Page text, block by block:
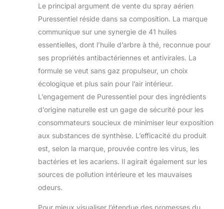
Le principal argument de vente du spray aérien
Puressentiel réside dans sa composition. La marque
communique sur une synergie de 41 huiles
essentielles, dont l’huile d’arbre à thé, reconnue pour
ses propriétés antibactériennes et antivirales. La
formule se veut sans gaz propulseur, un choix
écologique et plus sain pour l’air intérieur.
L’engagement de Puressentiel pour des ingrédients
d’origine naturelle est un gage de sécurité pour les
consommateurs soucieux de minimiser leur exposition
aux substances de synthèse. L’efficacité du produit
est, selon la marque, prouvée contre les virus, les
bactéries et les acariens. Il agirait également sur les
sources de pollution intérieure et les mauvaises
odeurs.